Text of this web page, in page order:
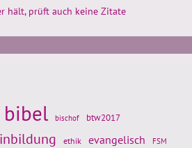
hält, prüft auch keine Zitate
bibel bischof btw2017
ethik evangelisch FSM